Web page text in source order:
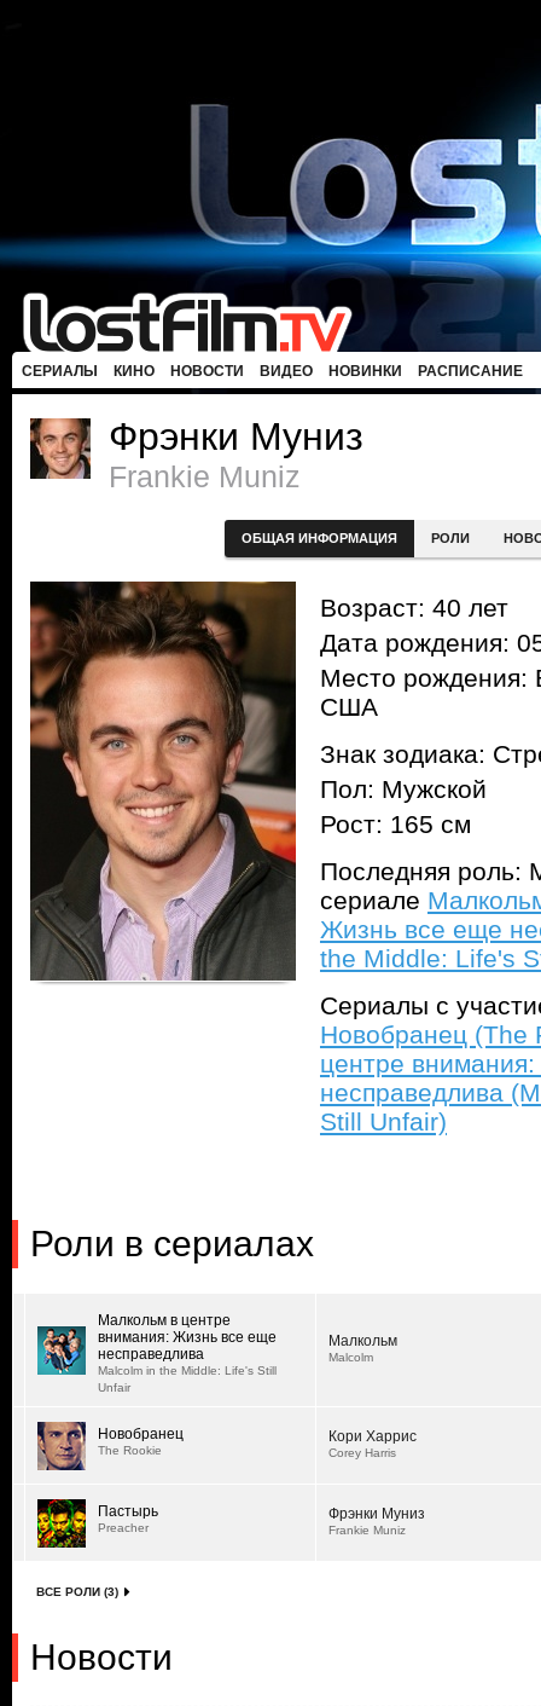
СЕРИАЛЫ КИНО НОВОСТИ ВИДЕО НОВИНКИ РАСПИСАНИЕ
Фрэнки Муниз
Frankie Muniz
ОБЩАЯ ИНФОРМАЦИЯ РОЛИ
Возраст: 40 лет
Дата рождения:
Место
США
Знак зодиака:
Пол: Мужской
Рост: 165 см
Последняя роль:
сериале
Жизнь все еще
the Middle: Life's
Сериалы с
Новобранец (The
центре
несправедлива
Still Unfair)
Роли в сериалах
Малкольм в центре
внимания: Жизнь все еще
несправедлива
Malcolm in the Middle: Life's Still
Unfair
Малкольм
Malcolm
Новобранец
The Rookie
Кори Харрис
Corey Harris
Пастырь
Preacher
Фрэнки Муниз
Frankie Muniz
ВСЕ РОЛИ (3)
Новости